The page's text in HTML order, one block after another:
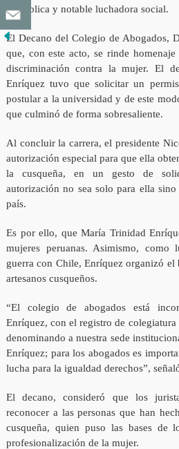
República y notable luchadora social.
El Decano del Colegio de Abogados,
que, con este acto, se rinde
discriminación contra la mujer. El
Enríquez tuvo que solicitar un
postular a la universidad y de este
que culminó de forma sobresaliente.
Al concluir la carrera, el presidente
autorización especial para que ella
la cusqueña, en un gesto de
autorización no sea solo para ella
país.
Es por ello, que María Trinidad
mujeres peruanas. Asimismo, como
guerra con Chile, Enríquez organizó
artesanos cusqueños.
“El colegio de abogados está
Enríquez, con el registro de
denominando a nuestra sede
Enríquez; para los abogados es
lucha para la igualdad derechos”,
El decano, consideró que los
reconocer a las personas que han
cusqueña, quien puso las bases de
profesionalización de la mujer.